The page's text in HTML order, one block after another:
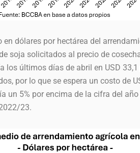
en dólares por hectárea del
soja solicitados al precio de
los últimos días de abril en USD
por lo que se espera un costo de
un 5% por encima de la cifra del
23.